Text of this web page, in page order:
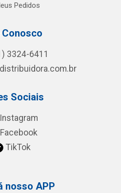
Pedidos
Conosco
3324-6411
Sociais
Instagram
Facebook
TikTok
nosso APP